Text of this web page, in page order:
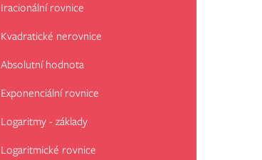
Iracionální rovnice
Kvadratické nerovnice
Absolutní hodnota
Exponenciální rovnice
Logaritmy - základy
Logaritmické rovnice